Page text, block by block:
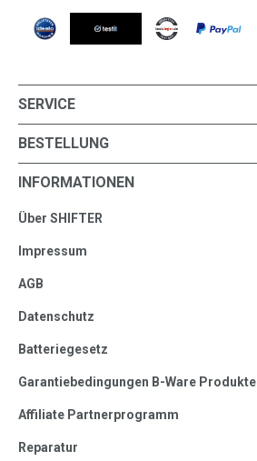
SERVICE
BESTELLUNG
INFORMATIONEN
Über SHIFTER
Impressum
AGB
Datenschutz
Batteriegesetz
Garantiebedingungen B-Ware Produkte
Affiliate Partnerprogramm
Reparatur